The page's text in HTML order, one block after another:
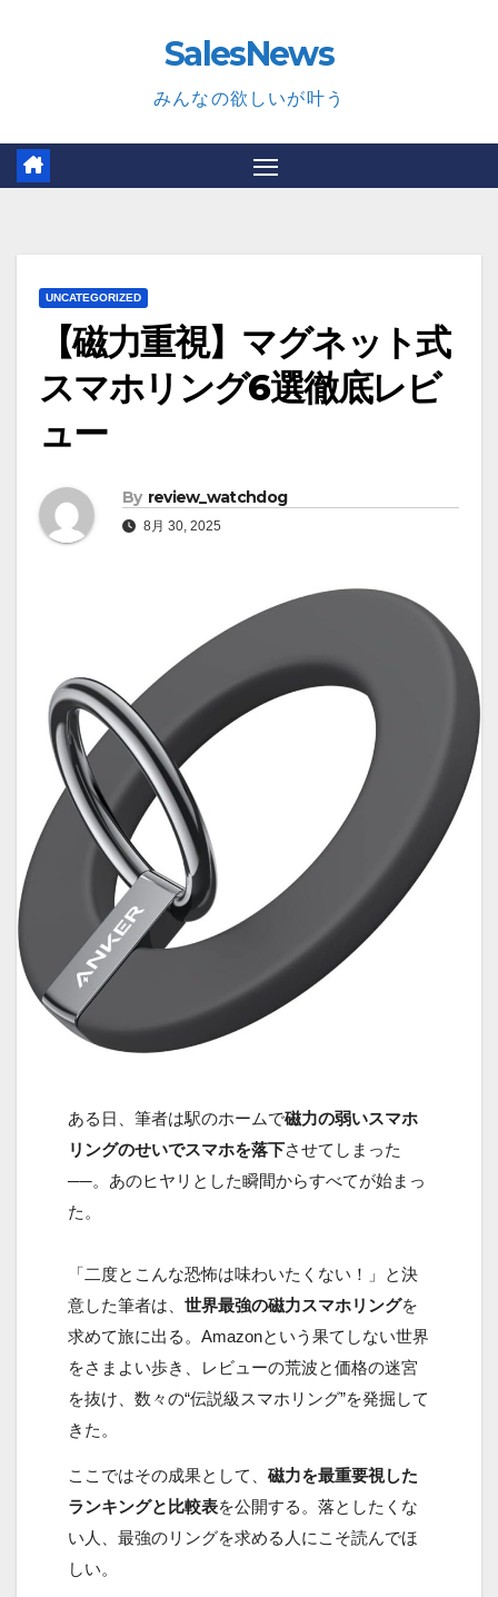
SalesNews
みんなの欲しいが叶う
UNCATEGORIZED
【磁力重視】マグネット式
スマホリング6選徹底レビ
ュー
By review_watchdog
8月 30, 2025
ある日、筆者は駅のホームで磁力の弱いスマホ
リングのせいでスマホを落下させてしまった
──。あのヒヤリとした瞬間からすべてが始まっ
た。
「二度とこんな恐怖は味わいたくない！」と決
意した筆者は、 世界最強の磁力スマホリングを
求めて旅に出る。Amazonという果てしない世界
をさまよい歩き、レビューの荒波と価格の迷宮
を抜け、数々の“伝説級スマホリング”を発掘して
きた。
ここではその成果として、 磁力を最重要視した
ランキングと比較表を公開する。落としたくな
い人、最強のリングを求める人にこそ読んでほ
しい。